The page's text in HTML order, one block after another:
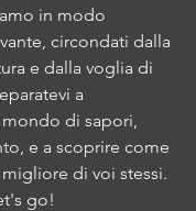
in modo
circondati dalla
e dalla voglia di
a
di sapori,
e a scoprire come
di voi stessi.
go!